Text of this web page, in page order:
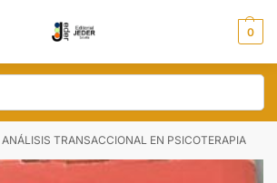
0
ANÁLISIS TRANSACCIONAL EN PSICOTERAPIA